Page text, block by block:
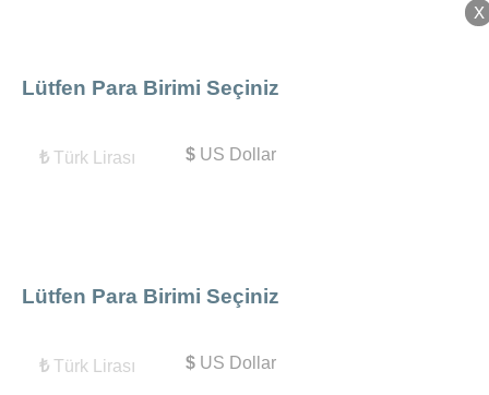
X
Lütfen Para Birimi Seçiniz
₺ Türk Lirası $US Dollar
X
Lütfen Para Birimi Seçiniz
₺ Türk Lirası $US Dollar